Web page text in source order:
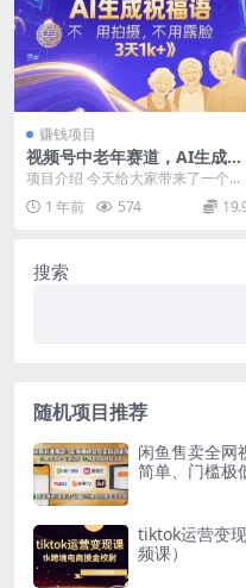
赚钱项目
视频号中老年赛道，AI生成祝
福语，不用拍摄，不用露脸，
项目介绍 今天给大家带来了一个比
较新颖的小项目，《祝福语视频号
玩法》，中老年赛道...
1 年前 574
搜索
随机项目推荐
闲鱼售卖全网
简单、门槛极
tiktok运营变
频课）